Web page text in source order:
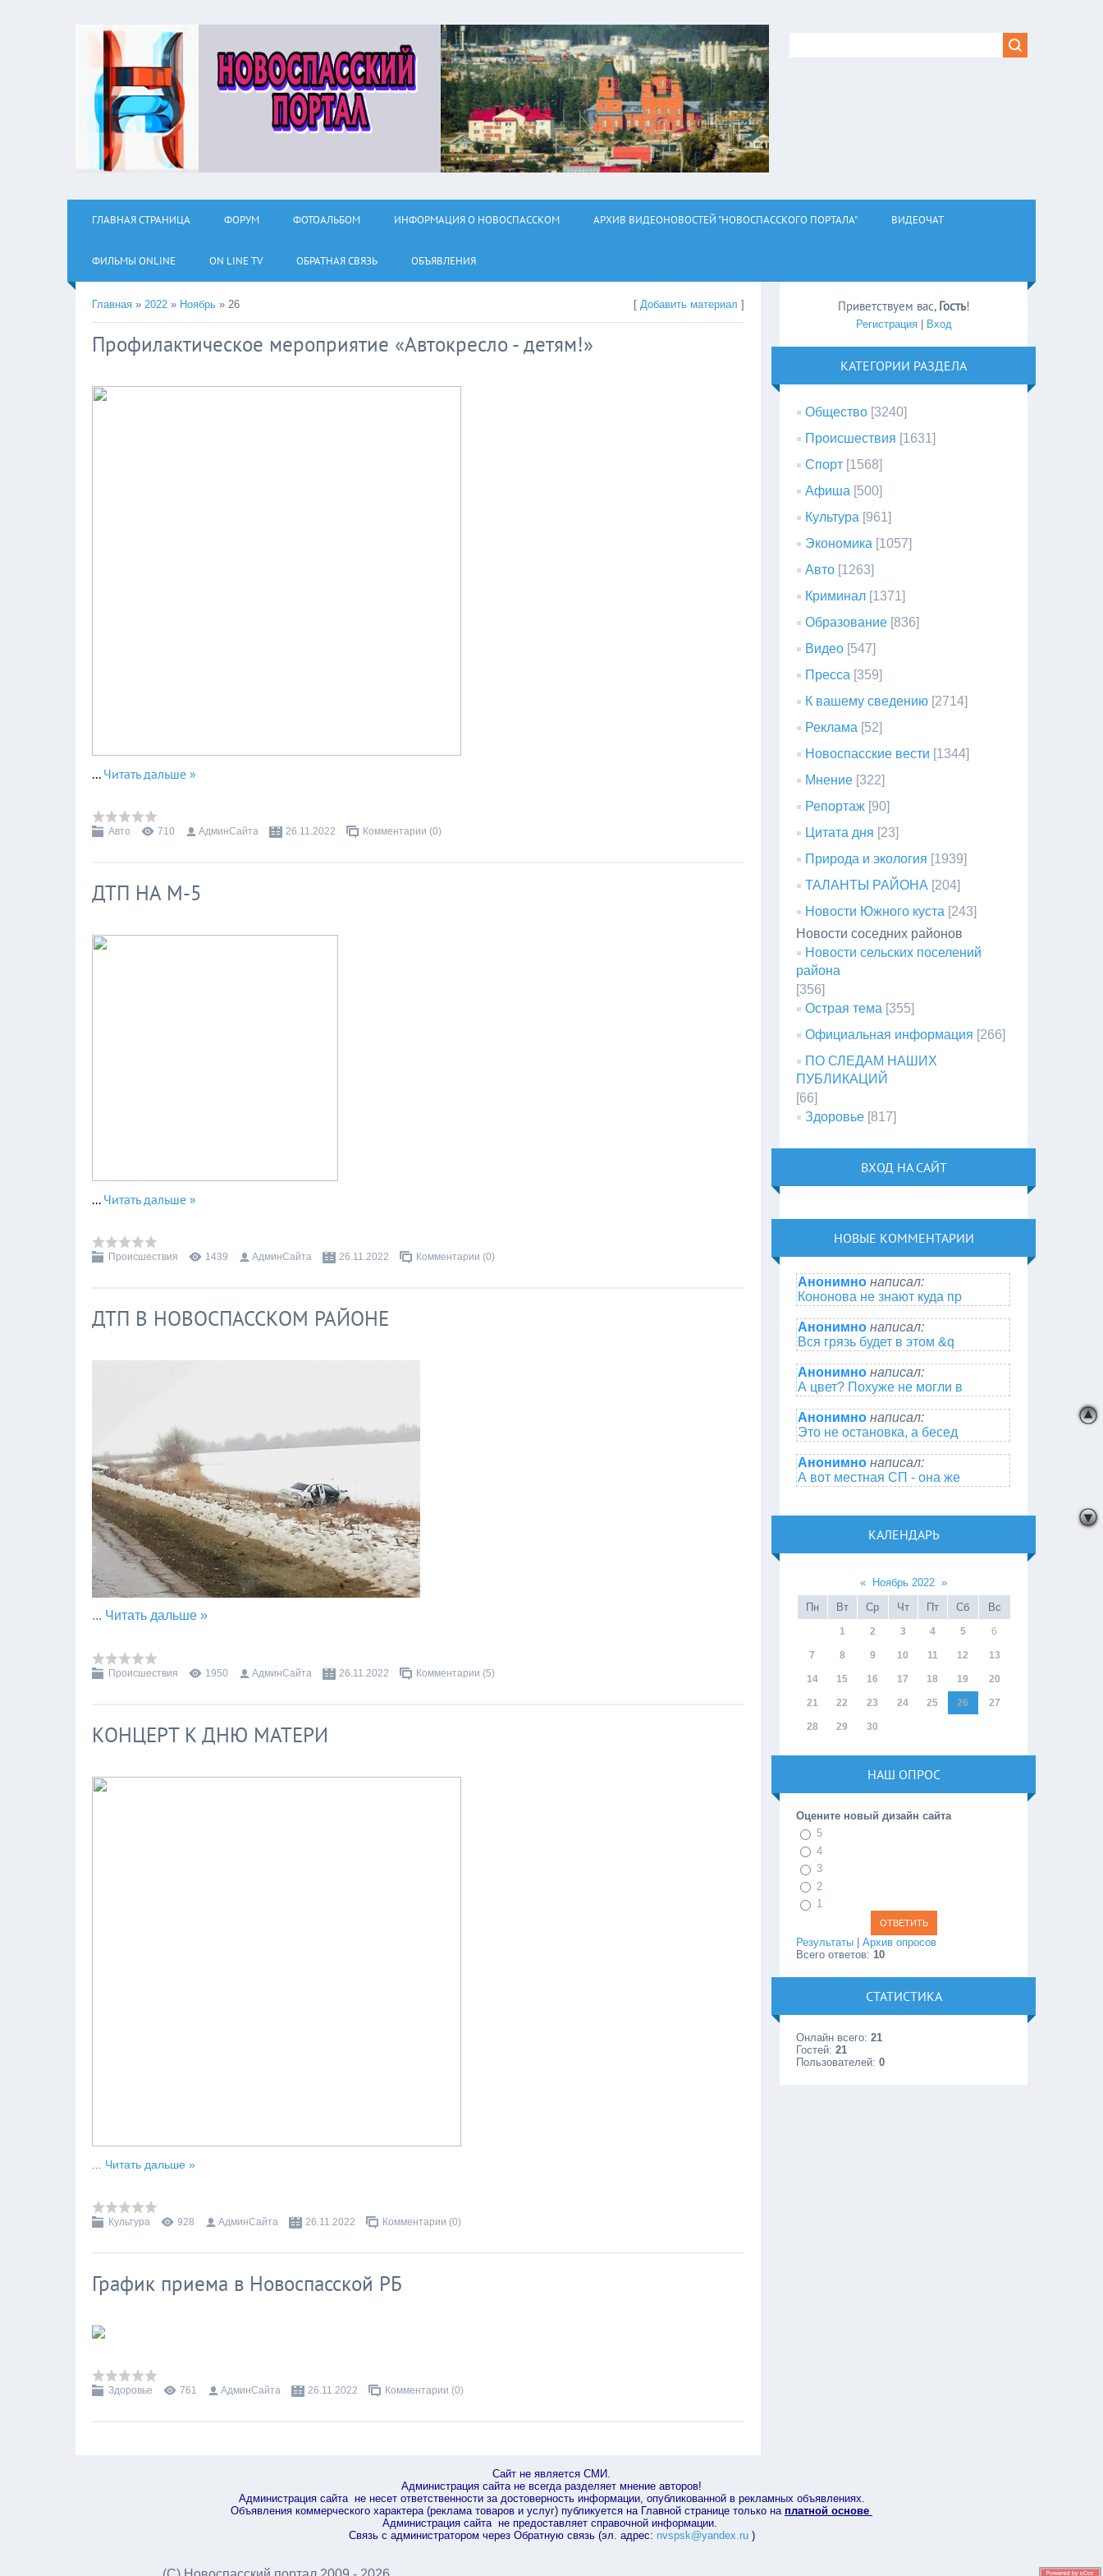
ГЛАВНАЯ СТРАНИЦА ФОРУМ ФОТОАЛЬБОМ ИНФОРМАЦИЯ О НОВОСПАССКОМ АРХИВ ВИДЕОНОВОСТЕЙ "НОВОСПАССКОГО ПОРТАЛА" ВИДЕОЧАТ
ФИЛЬМЫ ОNLINE ON LINE TV ОБРАТНАЯ СВЯЗЬ ОБЪЯВЛЕНИЯ
Главная » 2022 » Ноябрь » 26 [Добавить материал ]
Профилактическое мероприятие «Автокресло - детям!»
... Читать дальше »
Авто 710 АдминСайта 26.11.2022 Комментарии (0)
ДТП НА М-5
... Читать дальше »
Происшествия 1439 АдминСайта 26.11.2022 Комментарии (0)
ДТП В НОВОСПАССКОМ РАЙОНЕ
... Читать дальше »
Происшествия 1950 АдминСайта 26.11.2022 Комментарии (5)
КОНЦЕРТ К ДНЮ МАТЕРИ
Читать дальше »
Культура 928 АдминСайта 26.11.2022 Комментарии (0)
График приема в Новоспасской РБ
Здоровье 761 АдминСайта 26.11.2022 Комментарии (0)
Приветствуем вас, Гость!
Регистрация| Вход
КАТЕГОРИИ РАЗДЕЛА
Общество [3240]
Происшествия [1631]
Спорт [1568]
Афиша [500]
Культура [961]
Экономика [1057]
Авто [1263]
Криминал [1371]
Образование [836]
Видео [547]
Пресса [359]
К вашему сведению [2714]
Реклама [52]
Новоспасские вести [1344]
Мнение [322]
Репортаж [90]
Цитата дня [23]
Природа и экология [1939]
ТАЛАНТЫ РАЙОНА [204]
Новости Южного куста [243]
Новости соседних районов
Новости сельских поселений
района
[356]
Острая тема [355]
Официальная информация [266]
ПО СЛЕДАМ НАШИХ
ПУБЛИКАЦИЙ
[66]
Здоровье [817]
ВХОД НА САЙТ
НОВЫЕ КОММЕНТАРИИ
Анонимно написал:
Кононова не знают куда пр
Анонимно написал:
Вся грязь будет в этом &q
Анонимно написал:
А цвет? Похуже не могли в
Анонимно написал:
Это не остановка, а бесед
Анонимно написал:
А вот местная СП - она же
КАЛЕНДАРЬ
« Ноябрь 2022 »
Пн
Вт Ср Чт Пт Сб Вс
1 2 3 4 5 6
7 8 9 10 11 12 13
14 15 16 17 18 19 20
21 22 23 24 25 26 27
28 29 30
НАШ ОПРОС
Оцените новый дизайн сайта
5
4
3
2
1
Результаты |Архив опросов
Всего ответов: 10
СТАТИСТИКА
Онлайн всего:21
Гостей:21
Пользователей:0
Сайт не является СМИ.
Администрация сайта не всегда разделяет мнение авторов!
Администрация сайта не несет ответственности за достоверность информации, опубликованной в рекламных объявлениях.
Объявления коммерческого характера (реклама товаров и услуг) публикуется на Главной странице только на платной основе
Администрация сайта не предоставляет справочной информации.
Связь с администратором через Обратную связь (эл. адрес: nvspsk@yandex.ru)